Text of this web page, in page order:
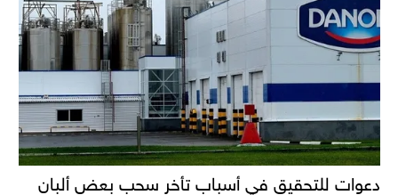
دعوات للتحقيق في أسباب تأخر سحب بعض ألبان